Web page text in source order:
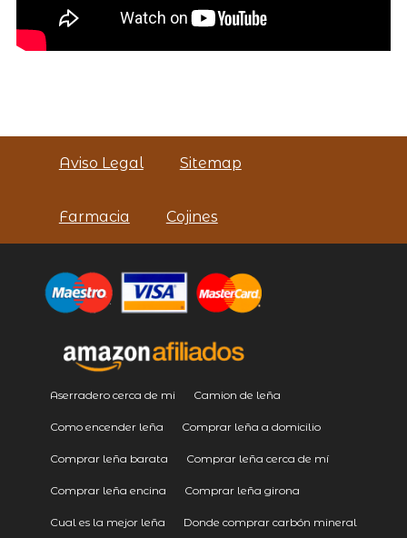
Aviso Legal Sitemap
Farmacia Cojines
Aserradero cerca de mi Camion de leña
Como encender leña Comprar leña a domicilio
Comprar leña barata Comprar leña cerca de mí
Comprar leña encina Comprar leña girona
Cual es la mejor leña Donde comprar carbón mineral